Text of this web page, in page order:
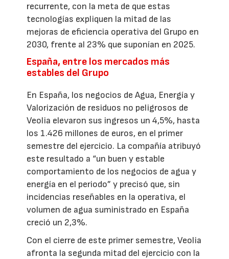
recurrente, con la meta de que estas
tecnologías expliquen la mitad de las
mejoras de eficiencia operativa del Grupo en
2030, frente al 23% que suponían en 2025.
España, entre los mercados más
estables del Grupo
En España, los negocios de Agua, Energía y
Valorización de residuos no peligrosos de
Veolia elevaron sus ingresos un 4,5%, hasta
los 1.426 millones de euros, en el primer
semestre del ejercicio. La compañía atribuyó
este resultado a “un buen y estable
comportamiento de los negocios de agua y
energía en el periodo” y precisó que, sin
incidencias reseñables en la operativa, el
volumen de agua suministrado en España
creció un 2,3%.
Con el cierre de este primer semestre, Veolia
afronta la segunda mitad del ejercicio con la